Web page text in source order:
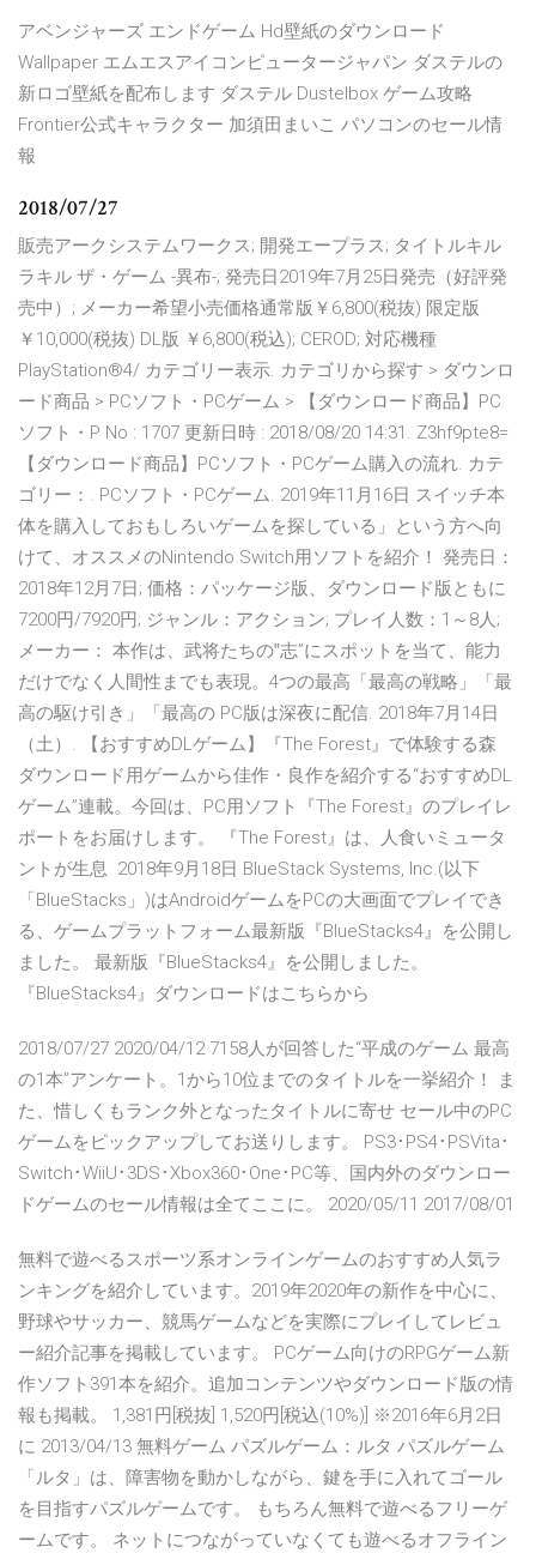
アベンジャーズ エンドゲーム Hd壁紙のダウンロード
Wallpaper エムエスアイコンピュータージャパン ダステルの
新ロゴ壁紙を配布します ダステル Dustelbox ゲーム攻略
Frontier公式キャラクター 加須田まいこ パソコンのセール情
報
2018/07/27
販売アークシステムワークス; 開発エープラス; タイトルキル
ラキル ザ・ゲーム -異布-; 発売日2019年7月25日発売（好評発
売中）; メーカー希望小売価格通常版￥6,800(税抜) 限定版
￥10,000(税抜) DL版 ￥6,800(税込); CEROD; 対応機種
PlayStation®4/ カテゴリー表示. カテゴリから探す > ダウンロ
ード商品 > PCソフト・PCゲーム > 【ダウンロード商品】PC
ソフト・P No : 1707 更新日時 : 2018/08/20 14:31. Z3hf9pte8=
【ダウンロード商品】PCソフト・PCゲーム購入の流れ. カテ
ゴリー：. PCソフト・PCゲーム. 2019年11月16日 スイッチ本
体を購入しておもしろいゲームを探している」という方へ向
けて、オススメのNintendo Switch用ソフトを紹介！ 発売日：
2018年12月7日; 価格：パッケージ版、ダウンロード版ともに
7200円/7920円; ジャンル：アクション; プレイ人数：1～8人;
メーカー： 本作は、武将たちの‟志”にスポットを当て、能力
だけでなく人間性までも表現。4つの最高「最高の戦略」「最
高の駆け引き」「最高の PC版は深夜に配信. 2018年7月14日
（土）. 【おすすめDLゲーム】『The Forest』で体験する森
ダウンロード用ゲームから佳作・良作を紹介する“おすすめDL
ゲーム”連載。今回は、PC用ソフト『The Forest』のプレイレ
ポートをお届けします。 『The Forest』は、人食いミュータ
ントが生息 2018年9月18日 BlueStack Systems, Inc.(以下
「BlueStacks」)はAndroidゲームをPCの大画面でプレイでき
る、ゲームプラットフォーム最新版『BlueStacks4』を公開し
ました。 最新版『BlueStacks4』を公開しました。
『BlueStacks4』ダウンロードはこちらから
2018/07/27 2020/04/12 7158人が回答した“平成のゲーム 最高
の1本”アンケート。1から10位までのタイトルを一挙紹介！ ま
た、惜しくもランク外となったタイトルに寄せ セール中のPC
ゲームをピックアップしてお送りします。 PS3･PS4･PSVita･
Switch･WiiU･3DS･Xbox360･One･PC等、国内外のダウンロー
ドゲームのセール情報は全てここに。 2020/05/11 2017/08/01
無料で遊べるスポーツ系オンラインゲームのおすすめ人気ラ
ンキングを紹介しています。2019年2020年の新作を中心に、
野球やサッカー、競馬ゲームなどを実際にプレイしてレビュ
ー紹介記事を掲載しています。 PCゲーム向けのRPGゲーム新
作ソフト391本を紹介。追加コンテンツやダウンロード版の情
報も掲載。 1,381円[税抜] 1,520円[税込(10%)] ※2016年6月2日
に 2013/04/13 無料ゲーム パズルゲーム：ルタ パズルゲーム
「ルタ」は、障害物を動かしながら、鍵を手に入れてゴール
を目指すパズルゲームです。 もちろん無料で遊べるフリーゲ
ームです。 ネットにつながっていなくても遊べるオフライン